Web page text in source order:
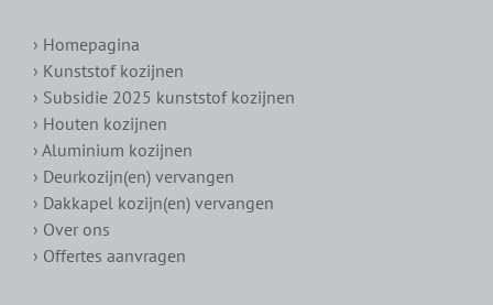
› Homepagina
› Kunststof kozijnen
› Subsidie 2025 kunststof kozijnen
› Houten kozijnen
› Aluminium kozijnen
› Deurkozijn(en) vervangen
› Dakkapel kozijn(en) vervangen
› Over ons
› Offertes aanvragen